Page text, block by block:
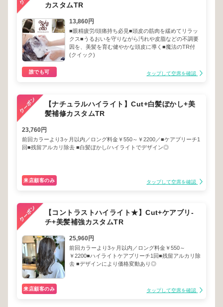
カスタムTR
13,860円
■眼精疲労/頭痛持ち必見■頭皮の筋肉を緩めてリラッ
クス■うるおいを守りながら汚れや皮脂などの不調要
因を、美髪を育む健やかな頭皮に導く■魔法のTR付
(クイック)
誰でも可 タップして空席を確認
【ナチュラルハイライト】Cut+白髪ぼかし+美
髪補修カスタムTR
23,760円
前回カラーより3ヶ月以内／ロング料金￥550～￥2200／■ケアブリーチ1
回■残留アルカリ除去 ■白髪ぼかし/ハイライトでデザイン◎
来店顧客のみ タップして空席を確認
【コントラストハイライト★】Cut+ケアブリ-
チ+美髪補強カスタムTR
25,960円
前回カラーより3ヶ月以内／ロング料金￥550～
￥2200■ハイライトケアブリーチ1回■残留アルカリ除
去 ■デザインにより価格変動あり◎
来店顧客のみ タップして空席を確認